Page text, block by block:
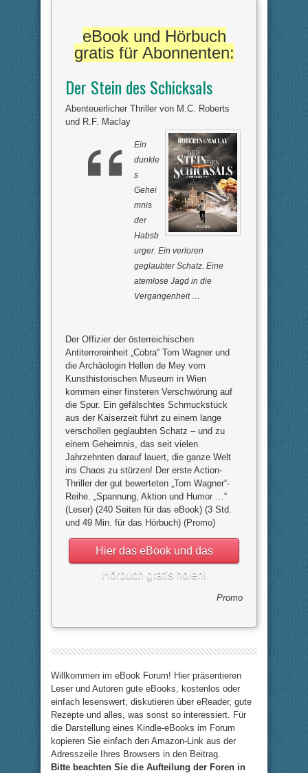
a
h
u
n
.
a
c
h
o
b
.
eBook und Hörbuch
gratis für Abonnenten:
Der Stein des Schicksals
Abenteuerlicher Thriller von M.C. Roberts
und R.F. Maclay
Ein
dunkle
s
Gehei
mnis
der
Habsb
urger. Ein verloren
geglaubter Schatz. Eine
atemlose Jagd in die
Vergangenheit …
Der Offizier der österreichischen
Antiterroreinheit „Cobra“ Tom Wagner und
die Archäologin Hellen de Mey vom
Kunsthistorischen Museum in Wien
kommen einer finsteren Verschwörung auf
die Spur. Ein gefälschtes Schmuckstück
aus der Kaiserzeit führt zu einem lange
verschollen geglaubten Schatz – und zu
einem Geheimnis, das seit vielen
Jahrzehnten darauf lauert, die ganze Welt
ins Chaos zu stürzen! Der erste Action-
Thriller der gut bewerteten „Tom Wagner“-
Reihe. „Spannung, Aktion und Humor …“
(Leser) (240 Seiten für das eBook) (3 Std.
und 49 Min. für das Hörbuch) (Promo)
Hier das eBook und das
Hörbuch gratis holen!
Promo
Willkommen im eBook Forum! Hier präsentieren
Leser und Autoren gute eBooks, kostenlos oder
einfach lesenswert; diskutieren über eReader, gute
Rezepte und alles, was sonst so interessiert. Für
die Darstellung eines Kindle-eBooks im Forum
kopieren Sie einfach den Amazon-Link aus der
Adresszeile Ihres Browsers in den Beitrag.
Bitte beachten Sie die Aufteilung der Foren in